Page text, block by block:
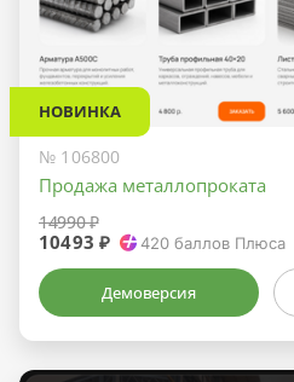
НОВИНКА
№ 106800
Продажа металлопроката
14990 ₽
10493 ₽ 420 баллов Плюса
Демоверсия